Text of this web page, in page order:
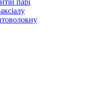
парі